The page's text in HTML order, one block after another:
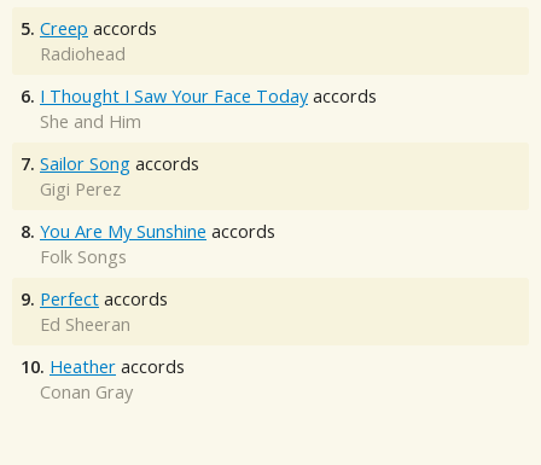
5. Creep accords
Radiohead
6. I Thought I Saw Your Face Today accords
She and Him
7. Sailor Song accords
Gigi Perez
8. You Are My Sunshine accords
Folk Songs
9. Perfect accords
Ed Sheeran
10. Heather accords
Conan Gray